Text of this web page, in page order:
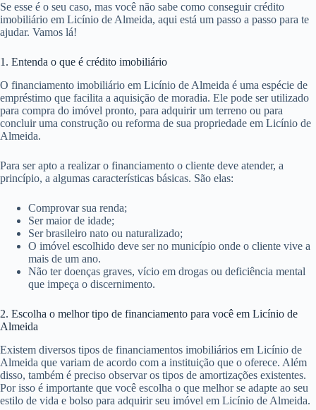
Se esse é o seu caso, mas você não sabe como conseguir crédito
imobiliário em Licínio de Almeida, aqui está um passo a passo para te
ajudar. Vamos lá!
1. Entenda o que é crédito imobiliário
O financiamento imobiliário em Licínio de Almeida é uma espécie de
empréstimo que facilita a aquisição de moradia. Ele pode ser utilizado
para compra do imóvel pronto, para adquirir um terreno ou para
concluir uma construção ou reforma de sua propriedade em Licínio de
Almeida.
Para ser apto a realizar o financiamento o cliente deve atender, a
princípio, a algumas características básicas. São elas:
Comprovar sua renda;
Ser maior de idade;
Ser brasileiro nato ou naturalizado;
O imóvel escolhido deve ser no município onde o cliente vive a
mais de um ano.
Não ter doenças graves, vício em drogas ou deficiência mental
que impeça o discernimento.
2. Escolha o melhor tipo de financiamento para você em Licínio de
Almeida
Existem diversos tipos de financiamentos imobiliários em Licínio de
Almeida que variam de acordo com a instituição que o oferece. Além
disso, também é preciso observar os tipos de amortizações existentes.
Por isso é importante que você escolha o que melhor se adapte ao seu
estilo de vida e bolso para adquirir seu imóvel em Licínio de Almeida.